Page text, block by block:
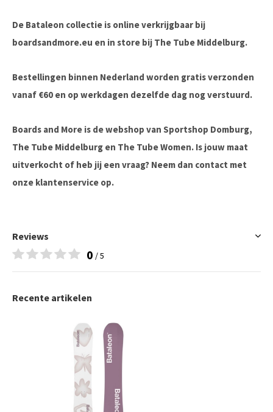
De Bataleon collectie is online verkrijgbaar bij
boardsandmore.eu en in store bij The Tube Middelburg.
Bestellingen binnen Nederland worden gratis verzonden
vanaf €60 en op werkdagen dezelfde dag nog verstuurd.
Boards and More is de webshop van Sportshop Domburg,
The Tube Middelburg en The Tube Women. Is jouw maat
uitverkocht of heb jij een vraag? Neem dan contact met
onze klantenservice op.
Reviews
0 / 5
Recente artikelen